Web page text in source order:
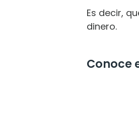
Es decir,
dinero.
Conoce